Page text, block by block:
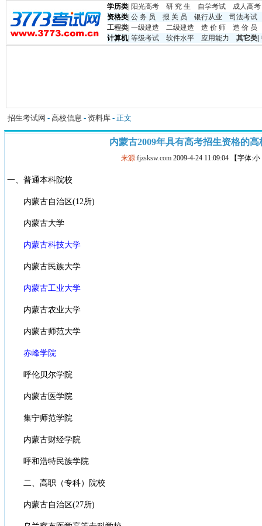
学历类 阳光高考 研 究 生 自学考试
成人高考
资格类 公 务 员 报 关 员 银行从业
司法考试
工程类 一级建造 二级建造 造 价 师
造 价 员
计算机| 等级考试 软件水平 应用能力 其它类
招生考试网 - 高校信息 - 资料库 - 正文
内蒙古2009年具有高考招生资格的高
来源:fjzsksw.com 2009-4-24 11:09:04 【字体:
一、普通本科院校
内蒙古自治区(12所)
内蒙古大学
内蒙古科技大学
内蒙古民族大学
内蒙古工业大学
内蒙古农业大学
内蒙古师范大学
赤峰学院
呼伦贝尔学院
内蒙古医学院
集宁师范学院
内蒙古财经学院
呼和浩特民族学院
二、高职（专科）院校
内蒙古自治区(27所)